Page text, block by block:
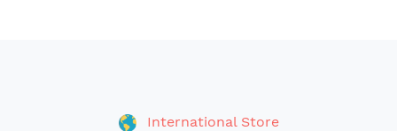
International Store